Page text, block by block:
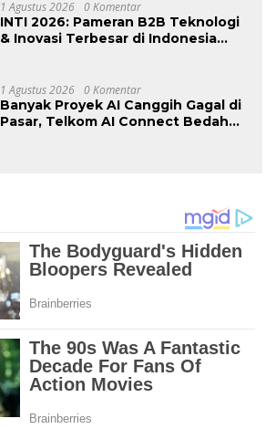
1 Agustus 2026 0 Komentar
INTI 2026: Pameran B2B Teknologi
& Inovasi Terbesar di Indonesia
1 Agustus 2026 0 Komentar
Banyak Proyek AI Canggih Gagal di
Pasar, Telkom AI Connect Bedah